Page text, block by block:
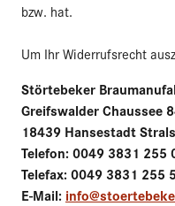
bzw. hat.
Um Ihr Widerrufsrecht
Störtebeker
Greifswalder Chaussee
18439 Hansestadt
Telefon: 0049 3831 255
Telefax: 0049 3831 255
E-Mail: